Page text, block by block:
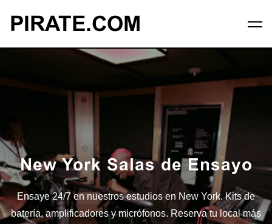
PIRATE.COM
New York Salas de Ensayo
Ensaye 24/7 en nuestros estudios en New York. Kits de
batería, amplificadores y micrófonos. Reserva tu local más